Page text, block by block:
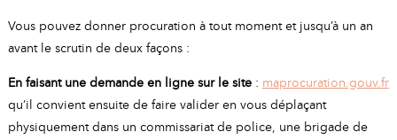
Vous pouvez donner procuration à tout moment et jusqu’à un an
avant le scrutin de deux façons :
En faisant une demande en ligne sur le site: maprocuration.gouv.fr
qu’il convient ensuite de faire valider en vous déplaçant
physiquement dans un commissariat de police, une brigade de